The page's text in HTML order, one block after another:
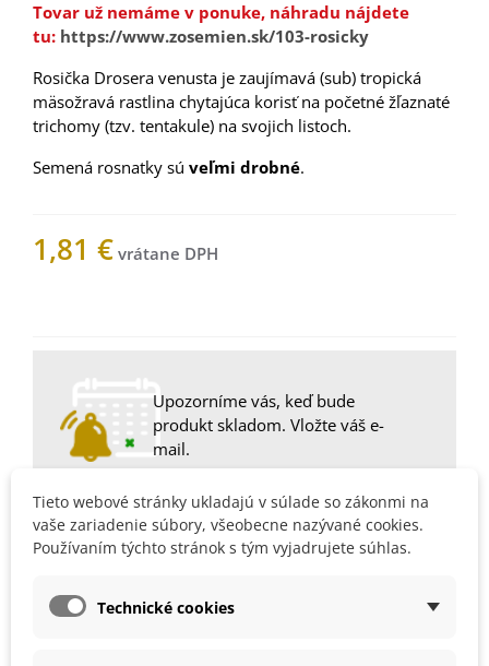
Tovar už nemáme v ponuke, náhradu nájdete
tu: https://www.zosemien.sk/103-rosicky
Rosička Drosera venusta je zaujímavá (sub) tropická
mäsožravá rastlina chytajúca korisť na početné žľaznaté
trichomy (tzv. tentakule) na svojich listoch.
Semená rosnatky sú veľmi drobné.
1,81 €
Upozorníme vás, keď bude
produkt skladom. Vložte váš e-
mail.
Obľúbené
Tieto webové stránky ukladajú v súlade so zákonmi na
vaše zariadenie súbory, všeobecne nazývané cookies.
Používaním týchto stránok s tým vyjadrujete súhlas.
Technické cookies